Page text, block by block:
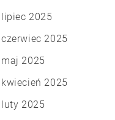
lipiec 2025
czerwiec 2025
maj 2025
kwiecień 2025
luty 2025